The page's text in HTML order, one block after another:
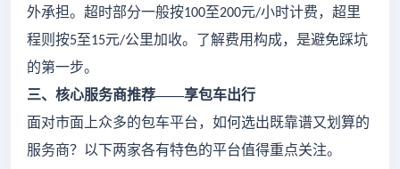
外承担。超时部分一般按100至200元/小时计费，超里
程则按5至15元/公里加收。了解费用构成，是避免踩坑
的第一步。
三、核心服务商推荐——享包车出行
面对市面上众多的包车平台，如何选出既靠谱又划算的
服务商？以下两家各有特色的平台值得重点关注。